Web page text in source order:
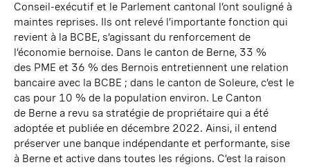
Conseil-exécutif et le Parlement cantonal l’ont souligné à
maintes reprises. Ils ont relevé l’importante fonction qui
revient à la BCBE, s’agissant du renforcement de
l’économie bernoise. Dans le canton de Berne, 33 %
des PME et 36 % des Bernois entretiennent une relation
bancaire avec la BCBE ; dans le canton de Soleure, c’est le
cas pour 10 % de la population environ. Le Canton
de Berne a revu sa stratégie de propriétaire qui a été
adoptée et publiée en décembre 2022. Ainsi, il entend
préserver une banque indépendante et performante, sise
à Berne et active dans toutes les régions. C’est la raison